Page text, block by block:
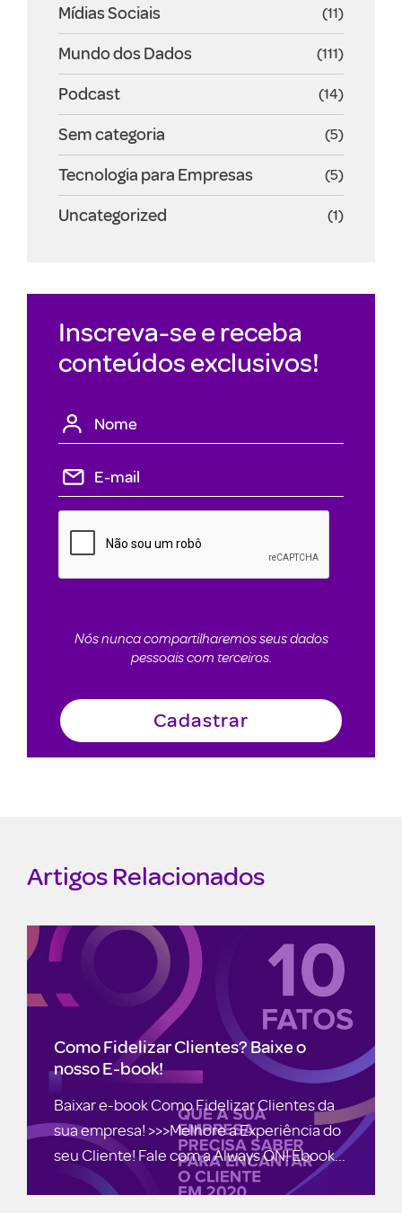
Mídias Sociais (11)
Mundo dos Dados (111)
Podcast (14)
Sem categoria (5)
Tecnologia para Empresas (5)
Uncategorized (1)
Inscreva-se e receba
conteúdos exclusivos!
Nós nunca compartilharemos seus dados
pessoais com terceiros.
Artigos Relacionados
Como Fidelizar Clientes? Baixe o
nosso E-book!
Baixar e-book Como Fidelizar Clientes da
sua empresa! >>>Melhore a Experiência do
seu Cliente! Fale com a Always ON! Ebook...